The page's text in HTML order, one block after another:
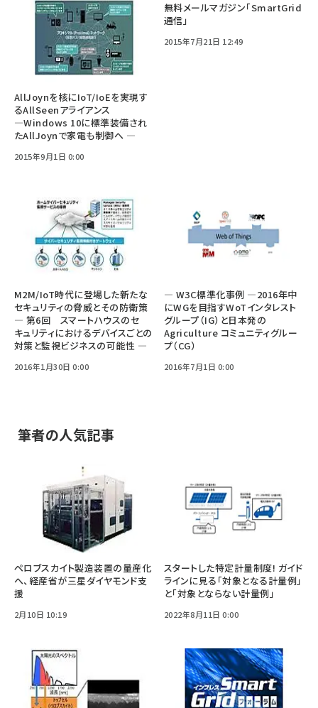
AllJoynを核にIoT/IoEを実現す
るAllSeenアライアンス
―Windows 10に標準装備され
たAllJoynで家電も制御へ ―
2015年9月1日 0:00
無料メールマガジン「SmartGrid
通信」
2015年7月21日 12:49
M2M/IoT時代に登場した新たな
セキュリティの脅威とその防衛策
― 第6回 スマートハウスのセ
キュリティにおけるデバイスごとの
対策と監視ビジネスの可能性 ―
2016年1月30日 0:00
― W3C標準化事例 ―2016年中
にWGを目指すWoTインタレスト
グループ（IG）と日本発の
Agriculture コミュニティグルー
プ（CG）
2016年7月1日 0:00
筆者の人気記事
ペロブスカイト製造装置の量産化
へ、経産省が三星ダイヤモンド支
援
2月10日 10:19
スタートした特定計量制度! ガイド
ラインに見る「対象となる計量例」
と「対象とならない計量例」
2022年8月11日 0:00